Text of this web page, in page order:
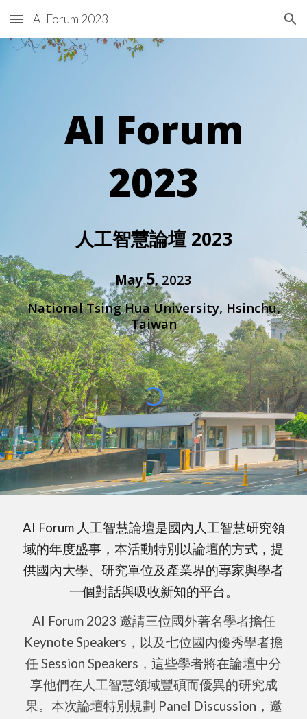
Skip to main content Skip to navigation
AI Forum 2023
AI Forum
2023
人工智慧論壇 2023
May5, 2023
National Tsing Hua University, Hsinchu,
Taiwan
AI Forum 人工智慧論壇是國內人工智慧研究領
域的年度盛事，本活動特別以論壇的方式，提
供國內大學、研究單位及產業界的專家與學者
一個對話與吸收新知的平台。
AI Forum 2023 邀請三位國外著名學者擔任
Keynote Speakers ，以及七位國內優秀學者擔
任 Session Speakers，這些學者將在論壇中分
享他們在人工智慧領域豐碩而優異的研究成
果。本次論壇特別規劃 Panel Discussion，邀